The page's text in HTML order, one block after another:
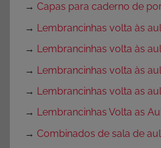
→ Capas para caderno de
→ Lembrancinhas volta às
→ Lembrancinhas volta às
→ Lembrancinhas volta às
→ Lembrancinhas volta as
→ Lembrancinhas Volta as
→ Combinados de sala de